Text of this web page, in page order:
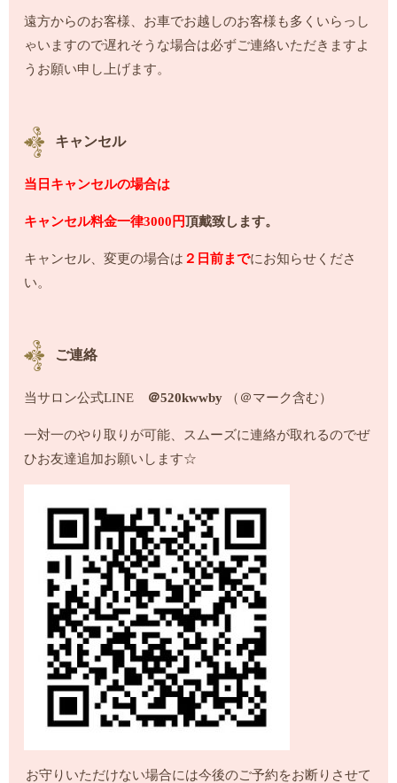
遠方からのお客様、お車でお越しのお客様も多くいらっし
ゃいますので遅れそうな場合は必ずご連絡いただきますよ
うお願い申し上げます。
キャンセル
当日キャンセルの場合は
キャンセル料金一律3000円頂戴致します。
キャンセル、変更の場合は ２日前までにお知らせくださ
い。
ご連絡
当サロン公式LINE ＠520kwwby （＠マーク含む）
一対一のやり取りが可能、スムーズに連絡が取れるのでぜ
ひお友達追加お願いします☆
お守りいただけない場合には今後のご予約をお断りさせて